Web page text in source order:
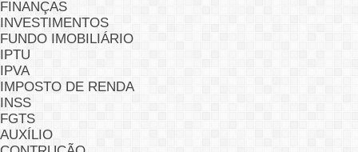
FINANÇAS
INVESTIMENTOS
FUNDO IMOBILIÁRIO
IPTU
IPVA
IMPOSTO DE RENDA
INSS
FGTS
AUXÍLIO